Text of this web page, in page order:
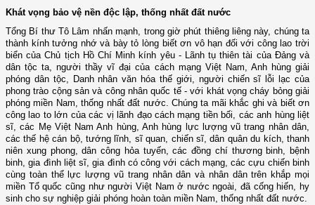
Khát vọng bảo vệ nền độc lập, thống nhất đất nước
Tổng Bí thư Tô Lâm nhấn mạnh, trong giờ phút thiêng liêng này, chúng ta
thành kính tưởng nhớ và bày tỏ lòng biết ơn vô hạn đối với công lao trời
biển của Chủ tịch Hồ Chí Minh kính yêu - Lãnh tụ thiên tài của Đảng và
dân tộc ta, người thầy vĩ đại của cách mạng Việt Nam, Anh hùng giải
phóng dân tộc, Danh nhân văn hóa thế giới, người chiến sĩ lỗi lạc của
phong trào cộng sản và công nhân quốc tế - với khát vọng cháy bỏng giải
phóng miền Nam, thống nhất đất nước. Chúng ta mãi khắc ghi và biết ơn
công lao to lớn của các vị lãnh đạo cách mạng tiền bối, các anh hùng liệt
sĩ, các Mẹ Việt Nam Anh hùng, Anh hùng lực lượng vũ trang nhân dân,
các thế hệ cán bộ, tướng lĩnh, sĩ quan, chiến sĩ, dân quân du kích, thanh
niên xung phong, dân công hỏa tuyến, các đồng chí thương binh, bệnh
binh, gia đình liệt sĩ, gia đình có công với cách mạng, các cựu chiến binh
cùng toàn thể lực lượng vũ trang nhân dân và nhân dân trên khắp mọi
miền Tổ quốc cũng như người Việt Nam ở nước ngoài, đã cống hiến, hy
sinh cho sự nghiệp giải phóng hoàn toàn miền Nam, thống nhất đất nước.